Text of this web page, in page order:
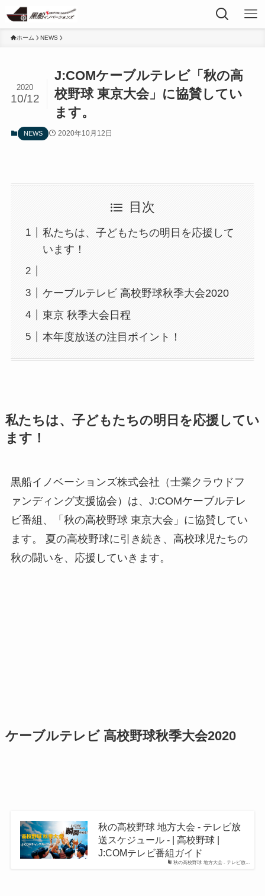
ホーム NEWS
J:COMケーブルテレビ「秋の高
校野球 東京大会」に協賛してい
ます。
2020
10/12
NEWS 2020年10月12日
目次
私たちは、子どもたちの明日を応援して
います！
ケーブルテレビ 高校野球秋季大会2020
東京 秋季大会日程
本年度放送の注目ポイント！
私たちは、子どもたちの明日を応援してい
ます！
黒船イノベーションズ株式会社（士業クラウドフ
ァンディング支援協会）は、J:COMケーブルテレ
ビ番組、「秋の高校野球 東京大会」に協賛してい
ます。 夏の高校野球に引き続き、高校球児たちの
秋の闘いを、応援していきます。
ケーブルテレビ 高校野球秋季大会2020
秋の高校野球 地方大会 - テレビ放...
秋の高校野球 地方大会 - テレビ放
送スケジュール - | 高校野球 |
J:COMテレビ番組ガイド